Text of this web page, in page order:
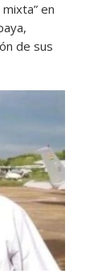
en
de sus